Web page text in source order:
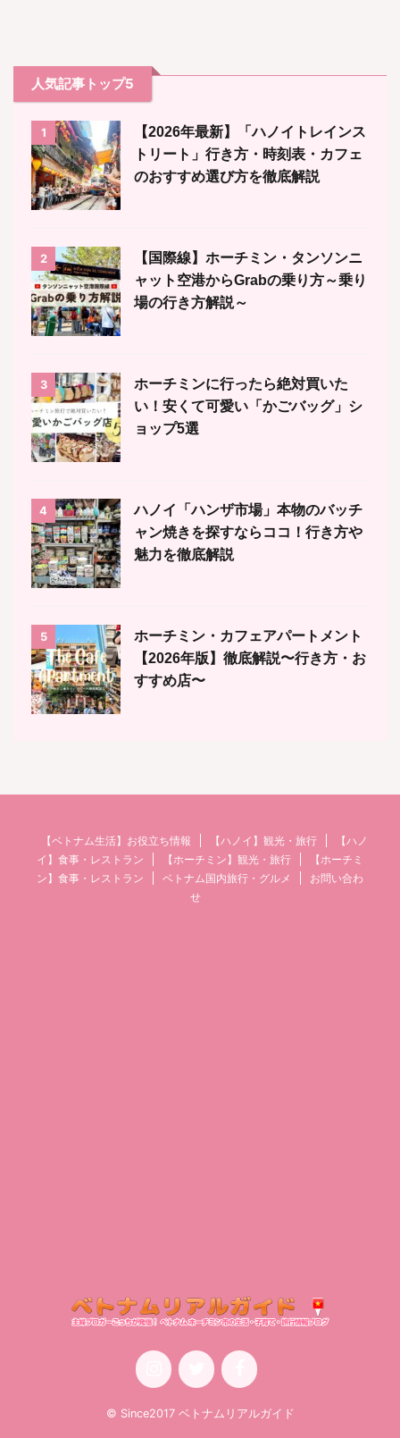
人気記事トップ5
1
【2026年最新】「ハノイトレインス
トリート」行き方・時刻表・カフェ
のおすすめ選び方を徹底解説
2
【国際線】ホーチミン・タンソンニ
ャット空港からGrabの乗り方～乗り
場の行き方解説～
3
ホーチミンに行ったら絶対買いた
い！安くて可愛い「かごバッグ」シ
ョップ5選
4
ハノイ「ハンザ市場」本物のバッチ
ャン焼きを探すならココ！行き方や
魅力を徹底解説
5
ホーチミン・カフェアパートメント
【2026年版】徹底解説〜行き方・お
すすめ店〜
【ベトナム生活】お役立ち情報 【ハノイ】観光・旅行
【ハノ
イ】食事・レストラン
【ホーチミン】観光・旅行
【ホーチミ
ン】食事・レストラン
ベトナム国内旅行・グルメ
お問い合わ
せ
© Since2017 ベトナムリアルガイド